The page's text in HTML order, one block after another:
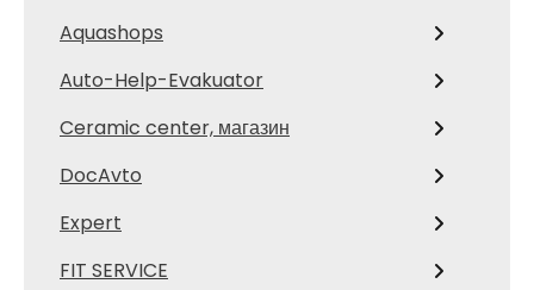
Aquashops
Auto-Help-Evakuator
Ceramic center, магазин
DocAvto
Expert
FIT SERVICE